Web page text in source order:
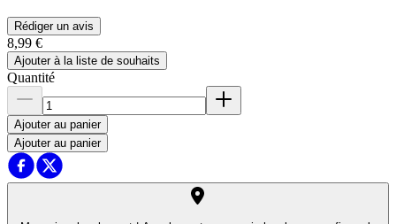
Rédiger un avis
8,99 €
Ajouter à la liste de souhaits
Quantité
Ajouter au panier
Ajouter au panier